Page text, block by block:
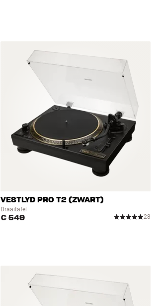
VESTLYD PRO T2 (ZWART)
Draaitafel
€ 549 28